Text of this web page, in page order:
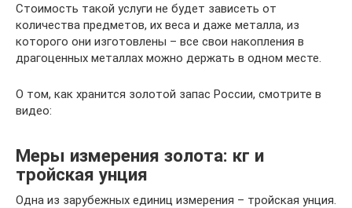
Стоимость такой услуги не будет зависеть от
количества предметов, их веса и даже металла, из
которого они изготовлены – все свои накопления в
драгоценных металлах можно держать в одном месте.
О том, как хранится золотой запас России, смотрите в
видео:
Меры измерения золота: кг и
тройская унция
Одна из зарубежных единиц измерения – тройская унция.